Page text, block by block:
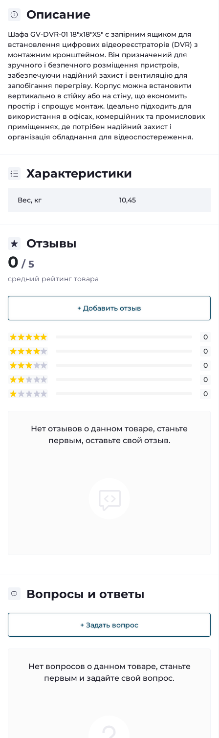
Описание
Шафа GV-DVR-01 18"x18"X5" є запірним ящиком для
встановлення цифрових відеореєстраторів (DVR) з
монтажним кронштейном. Він призначений для
зручного і безпечного розміщення пристроїв,
забезпечуючи надійний захист і вентиляцію для
запобігання перегріву. Корпус можна встановити
вертикально в стійку або на стіну, що економить
простір і спрощує монтаж. Ідеально підходить для
використання в офісах, комерційних та промислових
приміщеннях, де потрібен надійний захист і
організація обладнання для відеоспостереження.
Характеристики
Вес, кг 10,45
Отзывы
0 / 5
средний рейтинг товара
+ Добавить отзыв
0
0
0
0
0
Нет отзывов о данном товаре, станьте
первым, оставьте свой отзыв.
Вопросы и ответы
+ Задать вопрос
Нет вопросов о данном товаре, станьте
первым и задайте свой вопрос.